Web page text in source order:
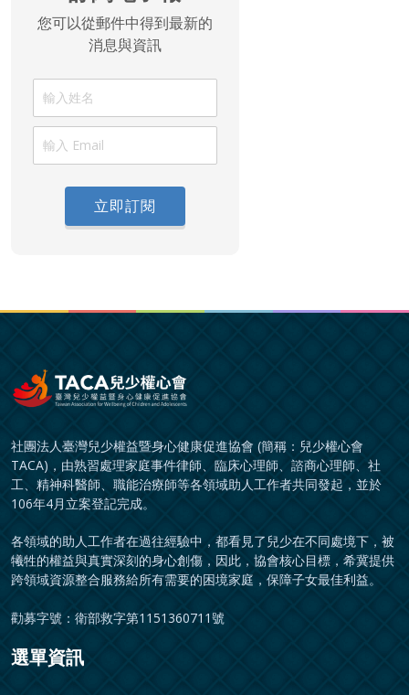
您可以從郵件中得到最新的
消息與資訊
立即訂閱
社團法人臺灣兒少權益暨身心健康促進協會 (簡稱：兒少權心會
TACA)，由熟習處理家庭事件律師、臨床心理師、諮商心理師、社
工、精神科醫師、職能治療師等各領域助人工作者共同發起，並於
106年4月立案登記完成。
各領域的助人工作者在過往經驗中，都看見了兒少在不同處境下，被
犧牲的權益與真實深刻的身心創傷，因此，協會核心目標，希冀提供
跨領域資源整合服務給所有需要的困境家庭，保障子女最佳利益。
勸募字號：衛部救字第1151360711號
選單資訊